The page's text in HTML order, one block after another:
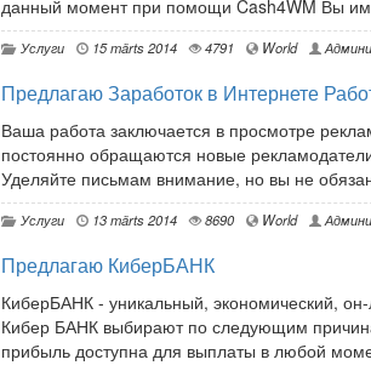
данный момент при помощи Cash4WM Вы
Услуги 15 märts 2014 4791 World
Предлагаю Заработок в Интернете
Ваша работа заключается в просмотре
постоянно обращаются новые
Уделяйте письмам внимание, но вы не
Услуги 13 märts 2014 8690 World
Предлагаю КиберБАНК
КиберБАНК - уникальный, экономический,
Кибер БАНК выбирают по следующим
прибыль доступна для выплаты в любой